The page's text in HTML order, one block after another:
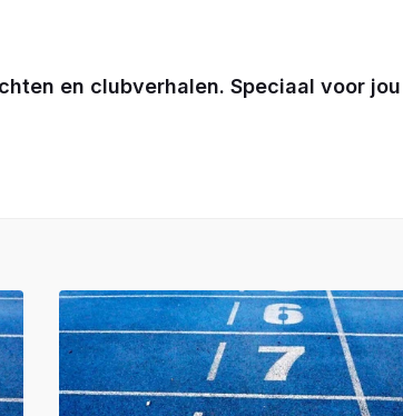
en clubverhalen. Speciaal voor jou